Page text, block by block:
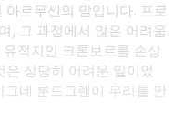
르무센의 말입니다. 프로
, 그 과정에서 많은 어려움
적지인 크론보르를 손상
상당히 어려운 일이었
그네 룬드그렌이 우리를 안